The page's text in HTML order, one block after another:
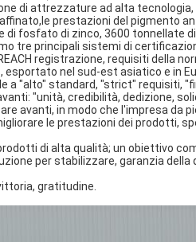
di attrezzature ad alta tecnologia,
prestazioni del pigmento
di fosfato di zinco, 3600 tonnellate
tre principali sistemi di
registrazione, requisiti della
nel sud-est asiatico e in
a "alto" standard, "strict" requisiti,
"unità, credibilità, dedizione,
avanti, in modo che l'impresa da
le prestazioni dei prodotti,
di alta qualità; un obiettivo
per stabilizzare, garanzia
gratitudine.